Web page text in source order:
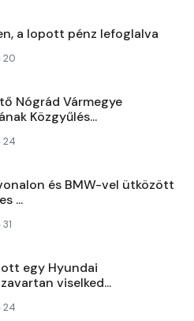
a lopott pénz lefoglalva
20
Nógrád Vármegye
Közgyűlés...
24
és BMW-vel ütközött
...
31
egy Hyundai
viselked...
24